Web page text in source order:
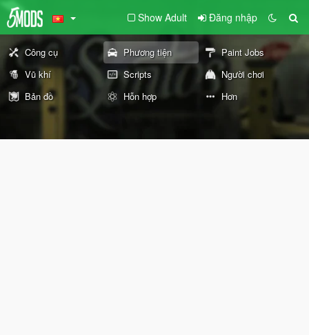
Show Adult Đăng nhập
Công cụ Phương tiện
Paint Jobs
Vũ khí
Scripts
Người chơi
Bản đồ
Hỗn hợp Hơn